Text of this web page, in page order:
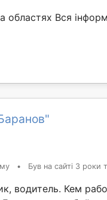
Вся
• Був на сайті 3 роки
водитель. Кем